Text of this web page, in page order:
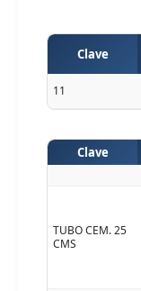
Clave
11
Clave
TUBO CEM. 25
CMS